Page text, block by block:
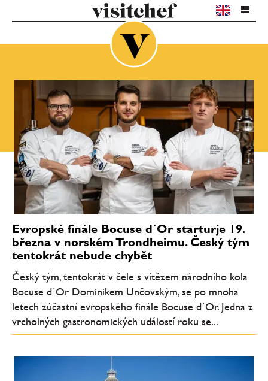
Evropské finále Bocuse d´Or starturje 19.
března v norském Trondheimu. Český tým
tentokrát nebude chybět
Český tým, tentokrát v čele s vítězem národního kola
Bocuse d´Or Dominikem Unčovským, se po mnoha
letech zúčastní evropského finále Bocuse d´Or. Jedna z
vrcholných gastronomických událostí roku se...